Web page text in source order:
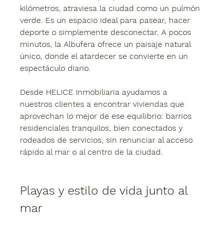
kilómetros, atraviesa la ciudad como un pulmón
verde. Es un espacio ideal para pasear, hacer
deporte o simplemente desconectar. A pocos
minutos, la Albufera ofrece un paisaje natural
único, donde el atardecer se convierte en un
espectáculo diario.
Desde HELICE Inmobiliaria ayudamos a
nuestros clientes a encontrar viviendas que
aprovechan lo mejor de ese equilibrio: barrios
residenciales tranquilos, bien conectados y
rodeados de servicios, sin renunciar al acceso
rápido al mar o al centro de la ciudad.
Playas y estilo de vida junto al
mar